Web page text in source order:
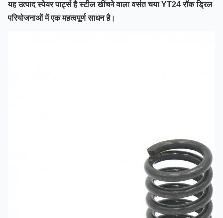
यह उत्पाद स्पेयर पार्ट्स हैस्टील खींचने वाला वसंत चया YT24 रॉक
परियोजनाओं में एक महत्वपूर्ण साधन है।